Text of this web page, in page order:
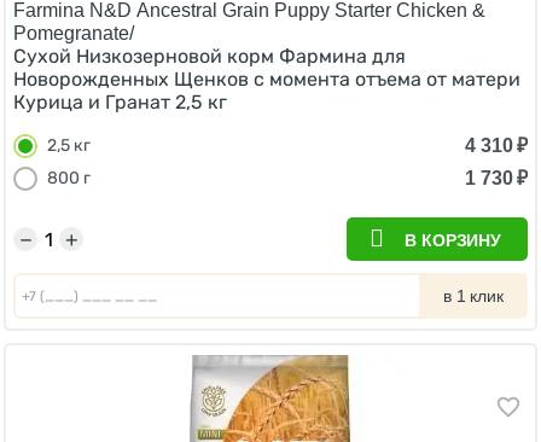
Farmina N&D Ancestral Grain Puppy Starter Chicken &
Pomegranate/
Сухой Низкозерновой корм Фармина для
Новорожденных Щенков с момента отъема от матери
Курица и Гранат 2,5 кг
2,5 кг 4 310₽
800 г
1 730₽
+
− В КОРЗИНУ
в 1 клик